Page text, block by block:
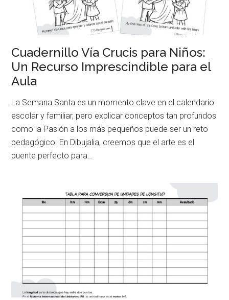
Cuadernillo Vía Crucis para Niños:
Un Recurso Imprescindible para el
Aula
La Semana Santa es un momento clave en el calendario
escolar y familiar, pero explicar conceptos tan profundos
como la Pasión a los más pequeños puede ser un reto
pedagógico. En Dibujalia, creemos que el arte es el
puente perfecto para…